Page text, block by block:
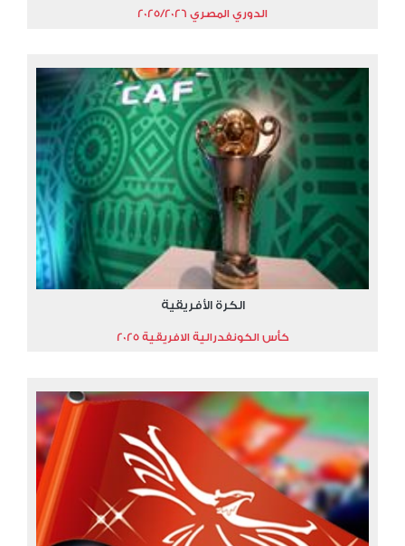
الدوري المصري 2025/2026
الكرة الأفريقية
كأس الكونفدرالية الافريقية 2025